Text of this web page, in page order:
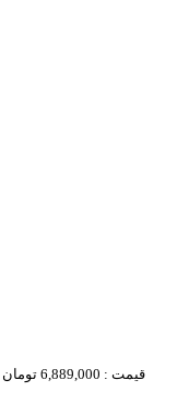
قیمت : 6,889,000 تومان